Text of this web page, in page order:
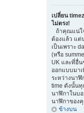
เปลี่ยน
ไม่ตรง!
ถ้าคุณแน่ใ
ต้องแล้ว แต่
เป็นเพราะ
(หรือ
UK และที่อื่น
ออกแบบมาเ
ระหว่างนา
time ดังนั้นทุ
นาฬิกาในบ
นาฬิกาของ
ข้างบน